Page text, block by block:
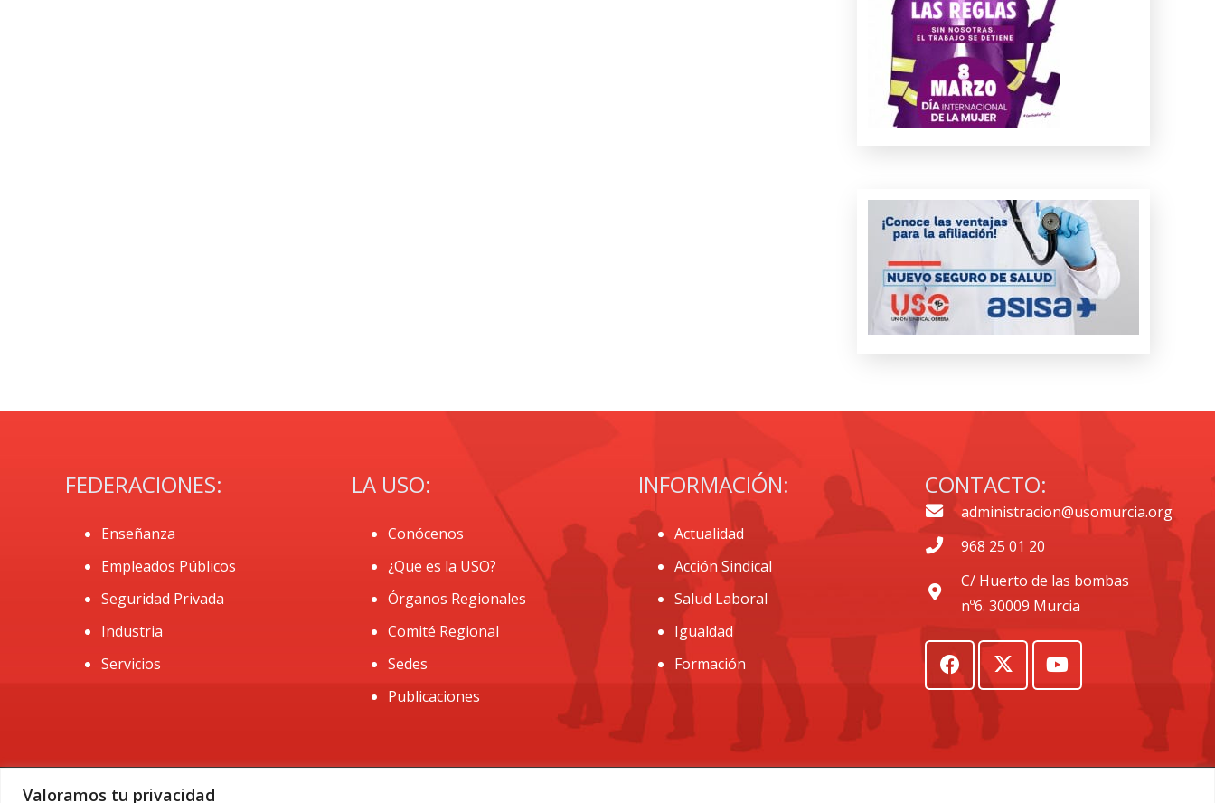
Valoramos tu privacidad
FEDERACIONES:
Enseñanza
Empleados Públicos
Seguridad Privada
Industria
Servicios
LA USO:
Conócenos
¿Que es la USO?
Órganos Regionales
Comité Regional
Sedes
Publicaciones
INFORMACIÓN:
Actualidad
Acción Sindical
Salud Laboral
Igualdad
Formación
CONTACTO:
administracion@usomurcia.org
968 25 01 20
C/ Huerto de las bombas
nº6. 30009 Murcia